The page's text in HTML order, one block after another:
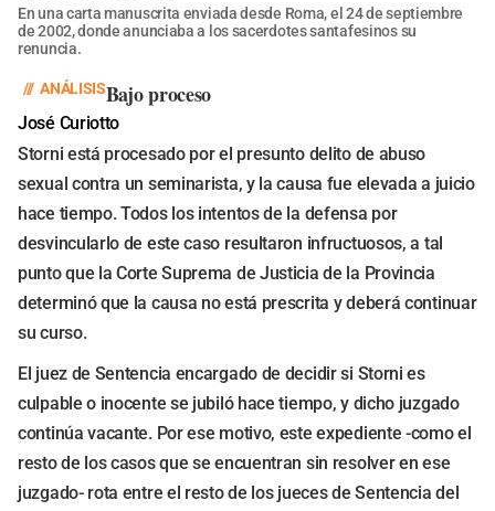
En una carta manuscrita enviada desde Roma, el 24 de septiembre
de 2002, donde anunciaba a los sacerdotes santafesinos su
renuncia.
/// ANÁLISISBajo proceso
José Curiotto
Storni está procesado por el presunto delito de abuso
sexual contra un seminarista, y la causa fue elevada a juicio
hace tiempo. Todos los intentos de la defensa por
desvincularlo de este caso resultaron infructuosos, a tal
punto que la Corte Suprema de Justicia de la Provincia
determinó que la causa no está prescrita y deberá continuar
su curso.
El juez de Sentencia encargado de decidir si Storni es
culpable o inocente se jubiló hace tiempo, y dicho juzgado
continúa vacante. Por ese motivo, este expediente -como el
resto de los casos que se encuentran sin resolver en ese
juzgado- rota entre el resto de los jueces de Sentencia del